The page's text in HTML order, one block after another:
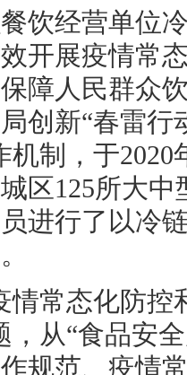
经营单位冷
开展疫情常
障人民群众
创新“春雷行
机制，于
区125所大
进行了以冷
常态化防控
，从“食品安
规范、疫情